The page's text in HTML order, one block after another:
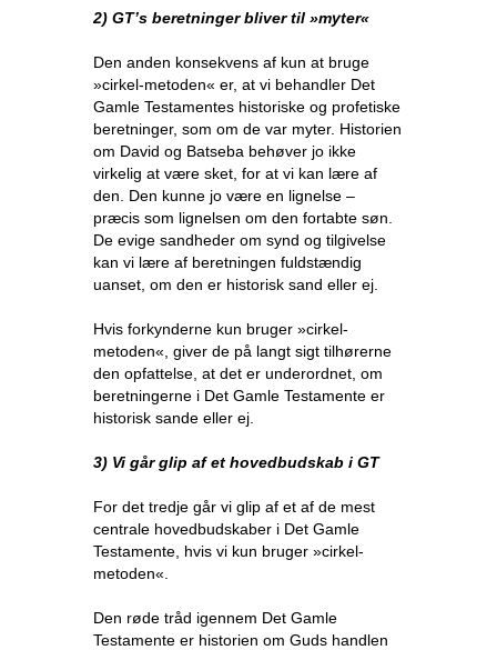
2) GT’s beretninger bliver til »myter«
Den anden konsekvens af kun at bruge
»cirkel-metoden« er, at vi behandler Det
Gamle Testamentes historiske og profetiske
beretninger, som om de var myter. Historien
om David og Batseba behøver jo ikke
virkelig at være sket, for at vi kan lære af
den. Den kunne jo være en lignelse –
præcis som lignelsen om den fortabte søn.
De evige sandheder om synd og tilgivelse
kan vi lære af beretningen fuldstændig
uanset, om den er historisk sand eller ej.
Hvis forkynderne kun bruger »cirkel-
metoden«, giver de på langt sigt tilhørerne
den opfattelse, at det er underordnet, om
beretningerne i Det Gamle Testamente er
historisk sande eller ej.
3) Vi går glip af et hovedbudskab i GT
For det tredje går vi glip af et af de mest
centrale hovedbudskaber i Det Gamle
Testamente, hvis vi kun bruger »cirkel-
metoden«.
Den røde tråd igennem Det Gamle
Testamente er historien om Guds handlen